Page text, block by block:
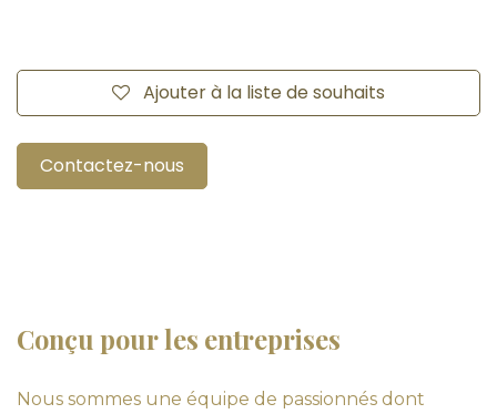
Ajouter à la liste de souhaits
Contactez-nous
Conçu pour les entreprises
Nous sommes une équipe de passionnés dont